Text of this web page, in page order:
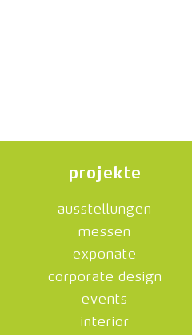
projekte
ausstellungen
messen
exponate
corporate design
events
interior